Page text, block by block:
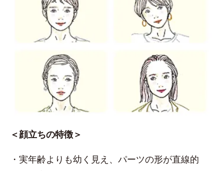
＜顔立ちの特徴＞
・実年齢よりも幼く見え、パーツの形が直線的